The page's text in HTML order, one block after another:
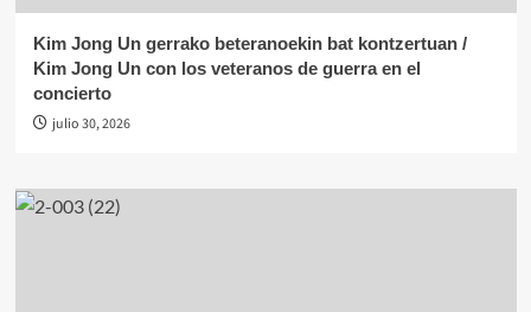
Kim Jong Un gerrako beteranoekin bat kontzertuan /
Kim Jong Un con los veteranos de guerra en el
concierto
julio 30, 2026